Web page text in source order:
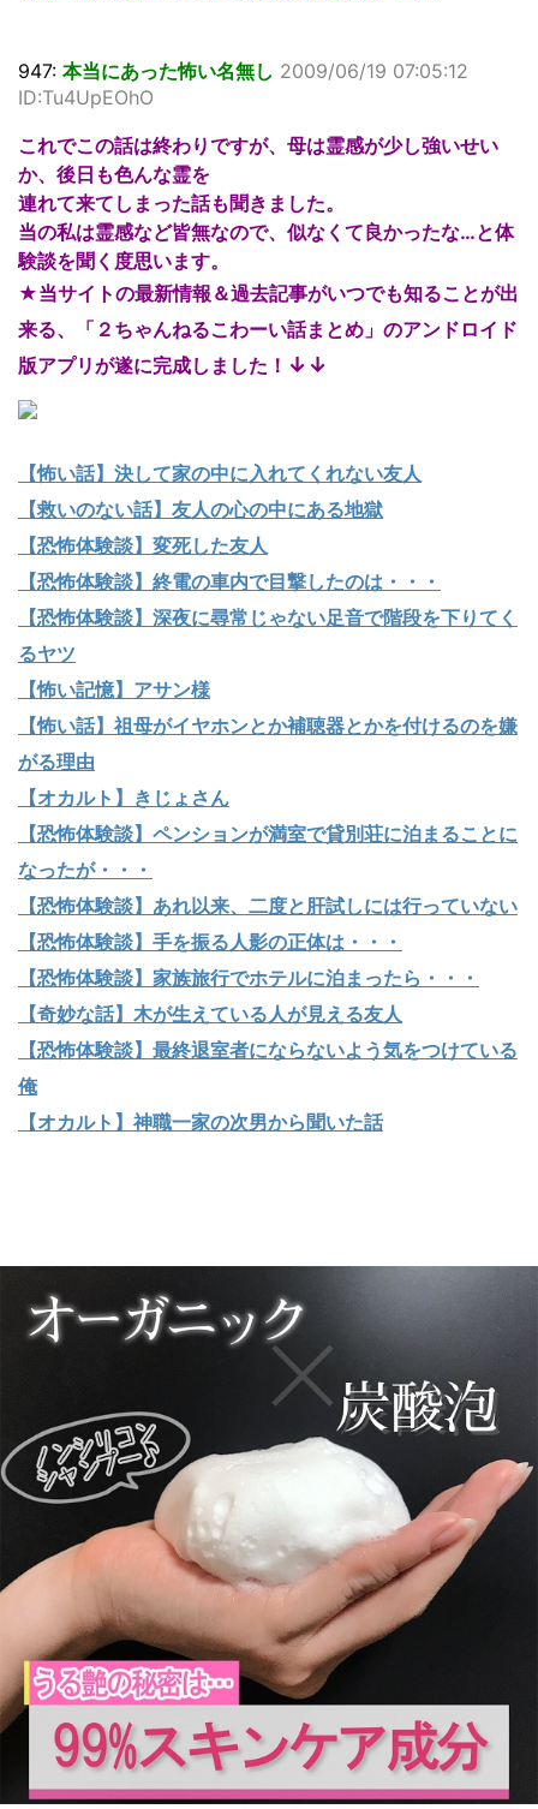
947: 本当にあった怖い名無し 2009/06/19 07:05:12
ID:Tu4UpEOhO
これでこの話は終わりですが、母は霊感が少し強いせい
か、後日も色んな霊を
連れて来てしまった話も聞きました。
当の私は霊感など皆無なので、似なくて良かったな…と体
験談を聞く度思います。
★当サイトの最新情報＆過去記事がいつでも知ることが出
来る、「２ちゃんねるこわーい話まとめ」のアンドロイド
版アプリが遂に完成しました！ ↓↓
【怖い話】決して家の中に入れてくれない友人
【救いのない話】友人の心の中にある地獄
【恐怖体験談】変死した友人
【恐怖体験談】終電の車内で目撃したのは・・・
【恐怖体験談】深夜に尋常じゃない足音で階段を下りてく
るヤツ
【怖い記憶】アサン様
【怖い話】祖母がイヤホンとか補聴器とかを付けるのを嫌
がる理由
【オカルト】きじょさん
【恐怖体験談】ペンションが満室で貸別荘に泊まることに
なったが・・・
【恐怖体験談】あれ以来、二度と肝試しには行っていない
【恐怖体験談】手を振る人影の正体は・・・
【恐怖体験談】家族旅行でホテルに泊まったら・・・
【奇妙な話】木が生えている人が見える友人
【恐怖体験談】最終退室者にならないよう気をつけている
俺
【オカルト】神職一家の次男から聞いた話